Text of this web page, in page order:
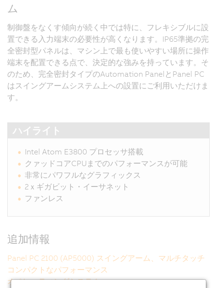
ム
制御盤をなくす傾向が続く中では特に、フレキシブルに設
置できる入力端末の必要性が高くなります。IP65準拠の完
全密封型パネルは、マシン上で最も使いやすい場所に操作
端末を配置できる点で、決定的な強みを持っています。そ
のため、完全密封タイプのAutomation PanelとPanel PC
はスイングアームシステム上への設置にご利用いただけま
す。
ハイライト
Intel Atom E3800 プロセッサ搭載
クァッドコアCPUまでのパフォーマンスが可能
非常にパワフルなグラフィックス
2ｘギガビット・イーサネット
ファンレス
追加情報
Panel PC 2100 (AP5000) スイングアーム、マルチタッチ
コンパクトなパフォーマンス
オペレーティングシステム